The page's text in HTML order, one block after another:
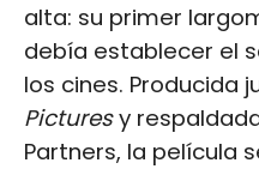
alta: su primer
debía establecer el
los cines. Producida
Picturesy
Partners, la película